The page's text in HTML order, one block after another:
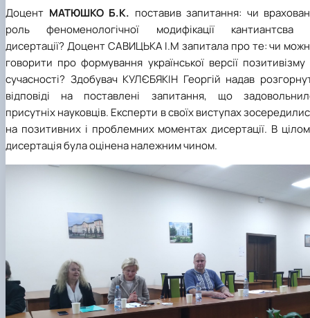
Доцент МАТЮШКО Б.К. поставив запитання: чи
роль феноменологічної модифікації кантиантсва
дисертації? Доцент САВИЦЬКА І.М запитала про те: чи
говорити про формування української версії позитивізму
сучасності? Здобувач КУЛЄБЯКІН Георгій надав
відповіді на поставлені запитання, що
присутніх науковців. Експерти в своїх виступах
на позитивних і проблемних моментах дисертації. В
дисертація була оцінена належним чином.